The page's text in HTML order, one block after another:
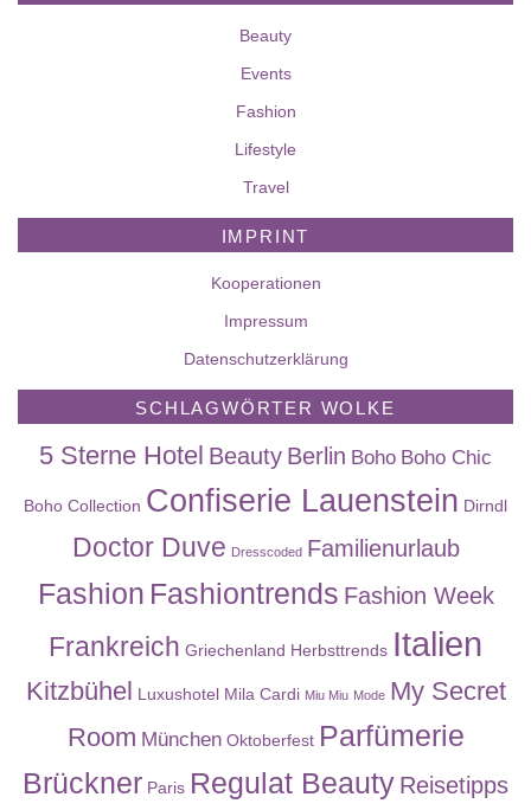
Beauty
Events
Fashion
Lifestyle
Travel
IMPRINT
Kooperationen
Impressum
Datenschutzerklärung
SCHLAGWÖRTER WOLKE
5 Sterne Hotel Beauty Berlin Boho Boho Chic
Boho Collection Confiserie Lauenstein Dirndl
Doctor Duve Dresscoded Familienurlaub
Fashion Fashiontrends Fashion Week
Frankreich Griechenland Herbsttrends Italien
Kitzbühel Luxushotel Mila Cardi Miu Miu Mode My Secret
Room München Oktoberfest Parfümerie
Brückner Paris Regulat Beauty Reisetipps